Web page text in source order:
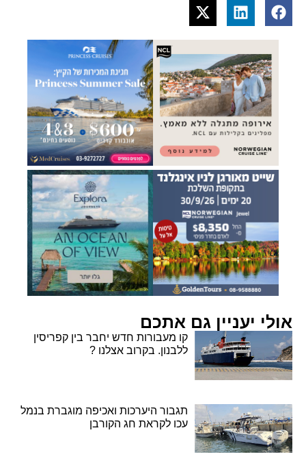
אולי יעניין גם אתכם
קו מעבורות חדש יחבר בין קפריסין
ללבנון. בקרוב אצלנו ?
תגבור היערכות ואכיפה מוגברת בנמל
עכו לקראת חג הקורבן